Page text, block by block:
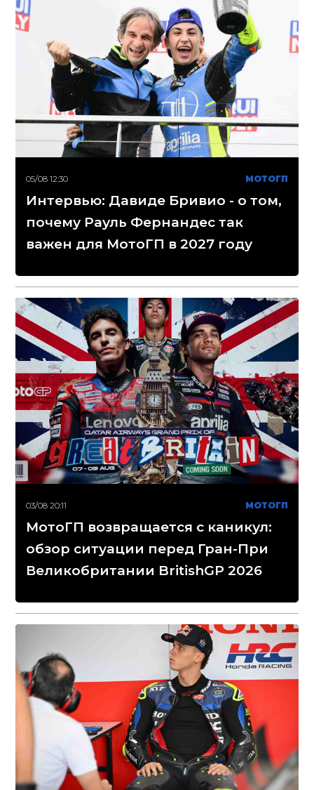
05/08 12:30 МОТОГП
Интервью: Давиде Бривио - о том,
почему Рауль Фернандес так
важен для МотоГП в 2027 году
03/08 20:11 МОТОГП
МотоГП возвращается с каникул:
обзор ситуации перед Гран-При
Великобритании BritishGP 2026